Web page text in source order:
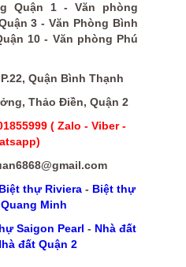
Quận 1 - Văn phòng
3 - Văn Phòng Bình
10 - Văn phòng Phú
Quận Bình Thạnh
Thảo Điền, Quận 2
( Zalo - Viber -
Biệt thự Riviera- Biệt thự
Minh
Saigon Pearl - Nhà đất
đất Quận 2